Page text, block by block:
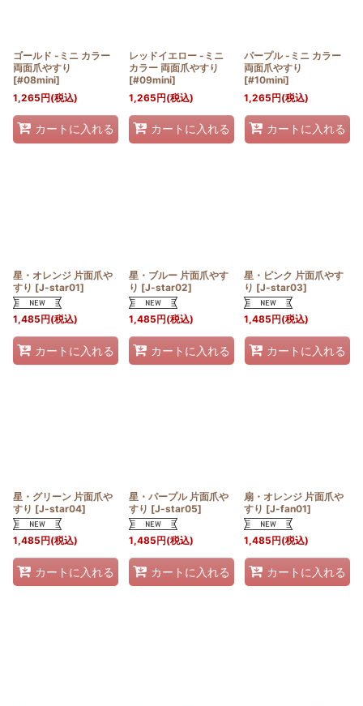
ゴールド -ミニ カラー
両面爪やすり
[#08mini]
1,265円(税込)
カートに入れる
レッドイエロー -ミニ
カラー 両面爪やすり
[#09mini]
1,265円(税込)
カートに入れる
パープル -ミニ カラー
両面爪やすり
[#10mini]
1,265円(税込)
カートに入れる
星・オレンジ 片面爪や
すり [J-star01]
1,485円(税込)
カートに入れる
星・ブルー 片面爪やす
り [J-star02]
1,485円(税込)
カートに入れる
星・ピンク 片面爪やす
り [J-star03]
1,485円(税込)
カートに入れる
星・グリーン 片面爪や
すり [J-star04]
1,485円(税込)
カートに入れる
星・パープル 片面爪や
すり [J-star05]
1,485円(税込)
カートに入れる
扇・オレンジ 片面爪や
すり [J-fan01]
1,485円(税込)
カートに入れる